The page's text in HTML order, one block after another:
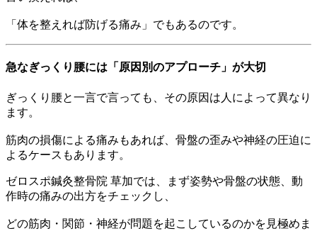
「体を整えれば防げる痛み」でもあるのです。
急なぎっくり腰には「原因別のアプローチ」が大切
ぎっくり腰と一言で言っても、その原因は人によって異なり
ます。
筋肉の損傷による痛みもあれば、骨盤の歪みや神経の圧迫に
よるケースもあります。
ゼロスポ鍼灸整骨院 草加では、まず姿勢や骨盤の状態、動
作時の痛みの出方をチェックし、
どの筋肉・関節・神経が問題を起こしているのかを見極めま